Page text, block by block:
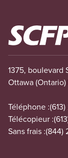
Image
1375, boulevard
Ottawa (Ontario)
Téléphone :
Télécopieur :
Sans frais :(844)